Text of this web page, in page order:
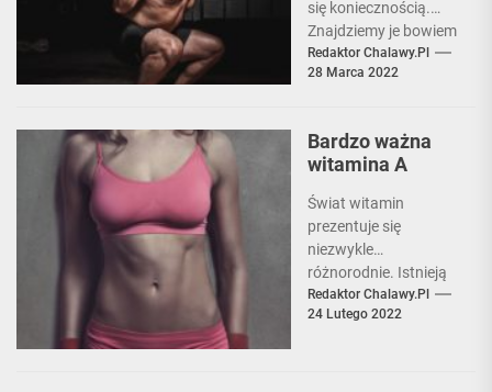
się koniecznością.
Znajdziemy je bowiem
w produktach, które
spożywamy na co
Redaktor Chalawy.pl
28 Marca 2022
Bardzo ważna
witamina A
Świat witamin
prezentuje się
niezwykle
różnorodnie. Istnieją
witaminy
rozpuszczalne w
Redaktor Chalawy.pl
24 Lutego 2022